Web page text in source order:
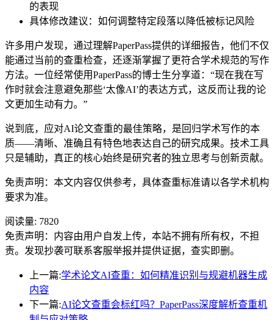
的表现
具体修改建议：如何调整特定段落以降低被标记风险
许多用户发现，通过理解PaperPass提供的详细报告，他们不仅
能通过当前的查重检查，还逐渐掌握了更符合学术规范的写作
方法。一位经常使用PaperPass的博士生分享道：“现在我在写
作时就会注意避免那些‘太像AI’的表达方式，这反而让我的论
文更加生动有力。”
说到底，应对AI论文查重的最佳策略，是回归学术写作的本
质——清晰、准确且有特色地表达自己的研究成果。技术工具
只是辅助，真正的核心始终是研究者的独立思考与创新贡献。
免责声明：本文内容仅供参考，具体查重标准请以各学术机构
要求为准。
阅读量: 7820
免责声明：内容由用户自发上传，本站不拥有所有权，不担
责。发现抄袭可联系客服举报并提供证据，查实即删。
上一篇:学术论文AI查重：如何精准识别与规避机器生成
内容
下一篇:AI论文查重会标红吗？PaperPass深度解析查重机